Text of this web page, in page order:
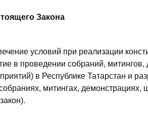
Закона
условий при реализации
в проведении собраний,
в Республике Татарстан и
митингах, демонстрациях,